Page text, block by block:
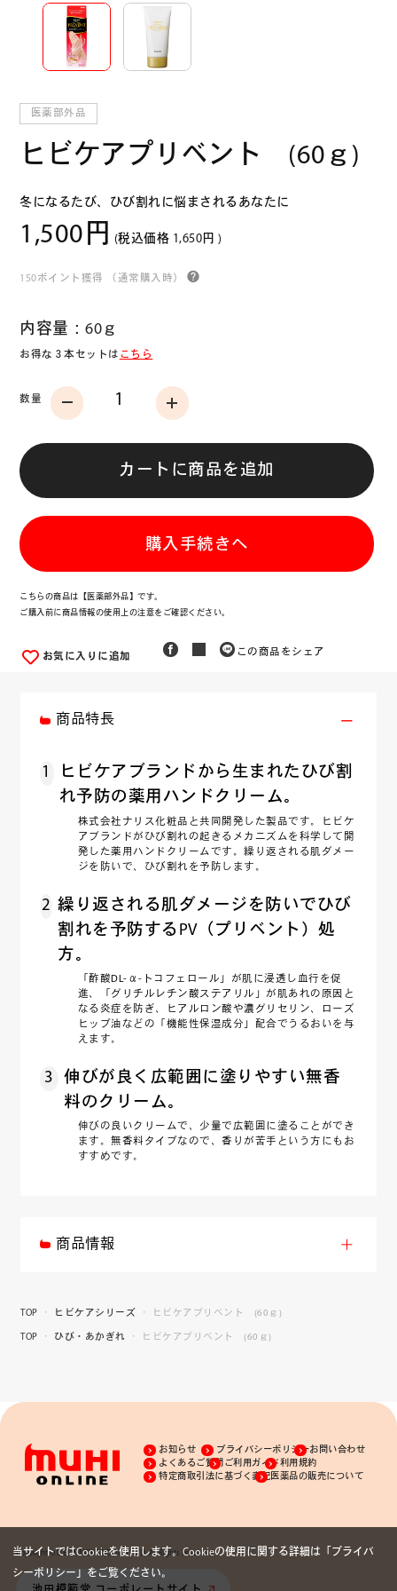
医薬部外品
ヒビケアプリベント (60ｇ)
冬になるたび、ひび割れに悩まされるあなたに
1,500円 (税込価格 1,650円 )
150ポイント獲得 （通常購入時）
内容量：60ｇ
お得な３本セットは こちら
数量
カートに商品を追加
購入手続きへ
こちらの商品は【医薬部外品】です。
ご購入前に商品情報の使用上の注意をご確認ください。
お気に入りに追加 この商品をシェア
商品特長
1
ヒビケアブランドから生まれたひび割
れ予防の薬用ハンドクリーム。
株式会社ナリス化粧品と共同開発した製品です。ヒビケ
アブランドがひび割れの起きるメカニズムを科学して開
発した薬用ハンドクリームです。繰り返される肌ダメー
ジを防いで、ひび割れを予防します。
2 繰り返される肌ダメージを防いでひび
割れを予防するPV（プリベント）処
方。
「酢酸DL-α-トコフェロール」が肌に浸透し血行を促
進、「グリチルレチン酸ステアリル」が肌あれの原因と
なる炎症を防ぎ、ヒアルロン酸や濃グリセリン、ローズ
ヒップ油などの「機能性保湿成分」配合でうるおいを与
えます。
3
伸びが良く広範囲に塗りやすい無香
料のクリーム。
伸びの良いクリームで、少量で広範囲に塗ることができ
ます。無香料タイプなので、香りが苦手という方にもお
すすめです。
商品情報
TOP ヒビケアシリーズ ヒビケアプリベント (60ｇ)
TOP ひび・あかぎれ ヒビケアプリベント (60ｇ)
お知らせ
よくあるご質問
プライバシーポリシーお問い合わせ
特定商取引法に基づく表記医薬品の販売について
ご利用ガイド利用規約
Copyright © IKEDA MOHANDO CO., LTD. All Rights Reserved.
当サイトではCookieを使用します。Cookieの使用に関する詳細は「 プライバ
シーポリシー
」をご覧ください。